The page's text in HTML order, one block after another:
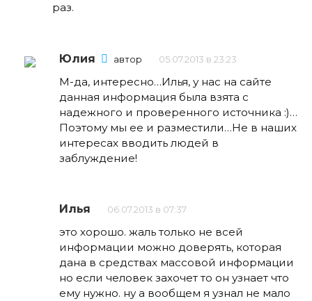
раз.
Юлия автор 05.07.2013 в 23:23
М-да, интересно…Илья, у нас на сайте
данная информация была взята с
надежного и проверенного источника :)…
Поэтому мы ее и разместили…Не в наших
интересах вводить людей в
заблуждение!
Илья 06.07.2013 в 07:37
это хорошо. жаль только не всей
информации можно доверять, которая
дана в средствах массовой информации
но если человек захочет то он узнает что
ему нужно. ну а вообщем я узнал не мало